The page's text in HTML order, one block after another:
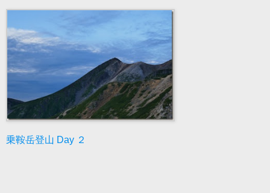
乗鞍岳登山 Day ２